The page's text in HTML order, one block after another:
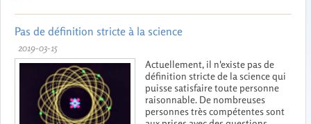
Pas de définition stricte à la science
2019-03-15
Actuellement, il n'existe pas de
définition stricte de la science qui
puisse satisfaire toute personne
raisonnable. De nombreuses
personnes très compétentes sont